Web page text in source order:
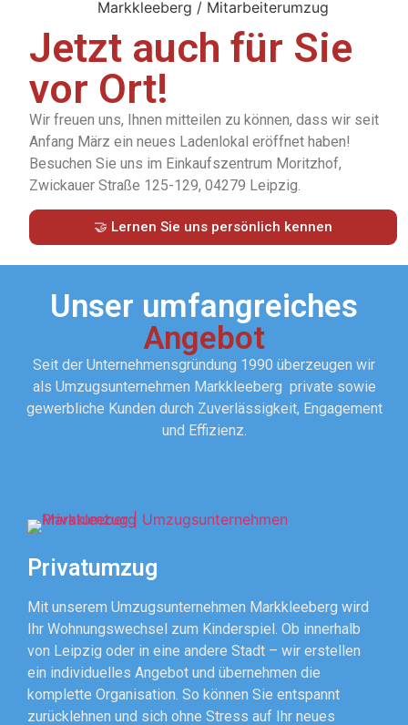
Jetzt auch für Sie
vor Ort!
Wir freuen uns, Ihnen mitteilen zu können, dass wir seit
Anfang März ein neues Ladenlokal eröffnet haben!
Besuchen Sie uns im Einkaufszentrum Moritzhof,
Zwickauer Straße 125-129, 04279 Leipzig.
🤝 Lernen Sie uns persönlich kennen
Unser umfangreiches
Angebot
Seit der Unternehmensgründung 1990 überzeugen wir
als Umzugsunternehmen Markkleeberg private sowie
gewerbliche Kunden durch Zuverlässigkeit, Engagement
und Effizienz.
Privatumzug
Mit unserem Umzugsunternehmen Markkleeberg wird
Ihr Wohnungswechsel zum Kinderspiel. Ob innerhalb
von Leipzig oder in eine andere Stadt – wir erstellen
ein individuelles Angebot und übernehmen die
komplette Organisation. So können Sie entspannt
zurücklehnen und sich ohne Stress auf Ihr neues